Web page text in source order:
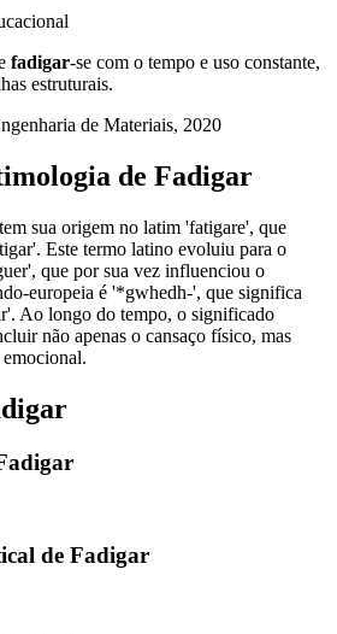
fadigar-se com o tempo e uso constante,
estruturais.
de Materiais, 2020
de Fadigar
sua origem no latim 'fatigare', que
Este termo latino evoluiu para o
que por sua vez influenciou o
europeia é '*gwhedh-', que significa
Ao longo do tempo, o significado
não apenas o cansaço físico, mas
de Fadigar